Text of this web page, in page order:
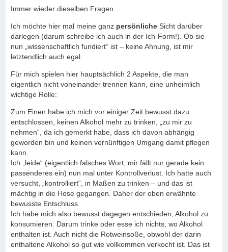
Immer wieder dieselben Fragen ...
Ich möchte hier mal meine ganz persönliche Sicht darüber
darlegen (darum schreibe ich auch in der Ich-Form!). Ob sie
nun „wissenschaftlich fundiert“ ist – keine Ahnung, ist mir
letztendlich auch egal.
Für mich spielen hier hauptsächlich 2 Aspekte, die man
eigentlich nicht voneinander trennen kann, eine unheimlich
wichtige Rolle:
Zum Einen habe ich mich vor einiger Zeit bewusst dazu
entschlossen, keinen Alkohol mehr zu trinken, „zu mir zu
nehmen“, da ich gemerkt habe, dass ich davon abhängig
geworden bin und keinen vernünftigen Umgang damit pflegen
kann.
Ich „leide“ (eigentlich falsches Wort, mir fällt nur gerade kein
passenderes ein) nun mal unter Kontrollverlust. Ich hatte auch
versucht, „kontrolliert“, in Maßen zu trinken – und das ist
mächtig in die Hose gegangen. Daher der oben erwähnte
bewusste Entschluss.
Ich habe mich also bewusst dagegen entschieden, Alkohol zu
konsumieren. Darum trinke oder esse ich nichts, wo Alkohol
enthalten ist. Auch nicht die Rotweinsoße, obwohl der darin
enthaltene Alkohol so gut wie vollkommen verkocht ist. Das ist